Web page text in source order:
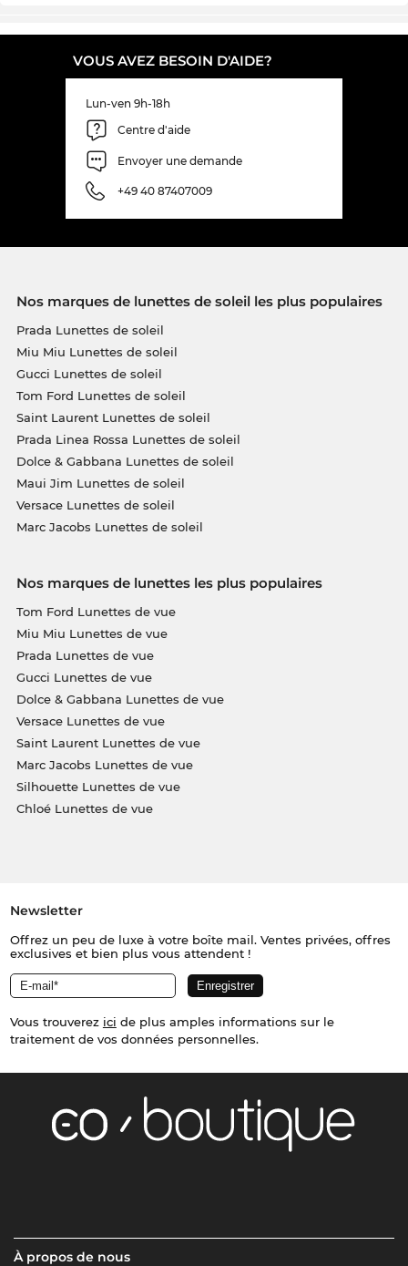
VOUS AVEZ BESOIN D'AIDE?
Lun-ven 9h-18h
Centre d'aide
Envoyer une demande
+49 40 87407009
Nos marques de lunettes de soleil les plus populaires
Prada Lunettes de soleil
Miu Miu Lunettes de soleil
Gucci Lunettes de soleil
Tom Ford Lunettes de soleil
Saint Laurent Lunettes de soleil
Prada Linea Rossa Lunettes de soleil
Dolce & Gabbana Lunettes de soleil
Maui Jim Lunettes de soleil
Versace Lunettes de soleil
Marc Jacobs Lunettes de soleil
Nos marques de lunettes les plus populaires
Tom Ford Lunettes de vue
Miu Miu Lunettes de vue
Prada Lunettes de vue
Gucci Lunettes de vue
Dolce & Gabbana Lunettes de vue
Versace Lunettes de vue
Saint Laurent Lunettes de vue
Marc Jacobs Lunettes de vue
Silhouette Lunettes de vue
Chloé Lunettes de vue
Newsletter
Offrez un peu de luxe à votre boîte mail. Ventes privées, offres
exclusives et bien plus vous attendent !
Vous trouverez ici de plus amples informations sur le
traitement de vos données personnelles.
À propos de nous